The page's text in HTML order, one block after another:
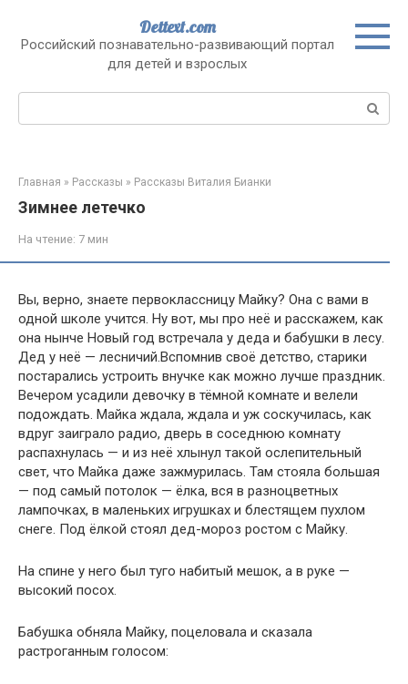
контенту
Dettext.com
Российский познавательно-развивающий портал
для детей и взрослых
Поиск:
Главная » Рассказы » Рассказы Виталия Бианки
Зимнее летечко
На чтение: 7 мин
Вы, верно, знаете первоклассницу Майку? Она с вами в
одной школе учится. Ну вот, мы про неё и расскажем, как
она нынче Новый год встречала у деда и бабушки в лесу.
Дед у неё — лесничий.Вспомнив своё детство, старики
постарались устроить внучке как можно лучше праздник.
Вечером усадили девочку в тёмной комнате и велели
подождать. Майка ждала, ждала и уж соскучилась, как
вдруг заиграло радио, дверь в соседнюю комнату
распахнулась — и из неё хлынул такой ослепительный
свет, что Майка даже зажмурилась. Там стояла большая
— под самый потолок — ёлка, вся в разноцветных
лампочках, в маленьких игрушках и блестящем пухлом
снеге. Под ёлкой стоял дед-мороз ростом с Майку.
На спине у него был туго набитый мешок, а в руке —
высокий посох.
Бабушка обняла Майку, поцеловала и сказала
растроганным голосом: